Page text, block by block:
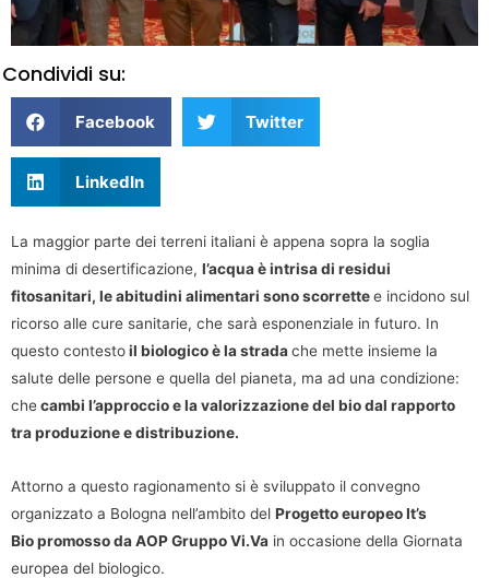
Condividi su:
Facebook Twitter
LinkedIn
La maggior parte dei terreni italiani è appena sopra la soglia
minima di desertificazione, l’acqua è intrisa di residui
fitosanitari, le abitudini alimentari sono scorrettee incidono sul
ricorso alle cure sanitarie, che sarà esponenziale in futuro. In
questo contestoil biologico è la stradache mette insieme la
salute delle persone e quella del pianeta, ma ad una condizione:
checambi l’approccio e la valorizzazione del bio dal rapporto
tra produzione e distribuzione.
Attorno a questo ragionamento si è sviluppato il convegno
organizzato a Bologna nell’ambito del Progetto europeo It’s
Bio promosso da AOP Gruppo Vi.Va in occasione della Giornata
europea del biologico.